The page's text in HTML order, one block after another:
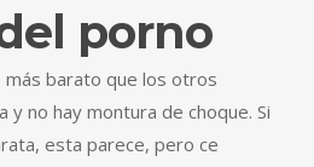
porno
barato que los otros
no hay montura de choque. Si
esta parece, pero ce